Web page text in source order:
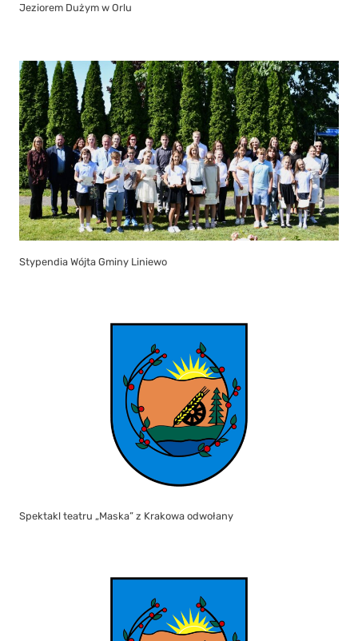
Jeziorem Dużym w Orlu
Stypendia Wójta Gminy Liniewo
Spektakl teatru „Maska” z Krakowa odwołany